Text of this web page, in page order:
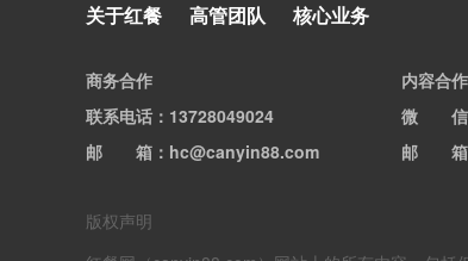
关于红餐 高管团队 核心业务
商务合作
联系电话 ：13728049024
邮箱：hc@canyin88.com
内容合作
微
邮
版权声明